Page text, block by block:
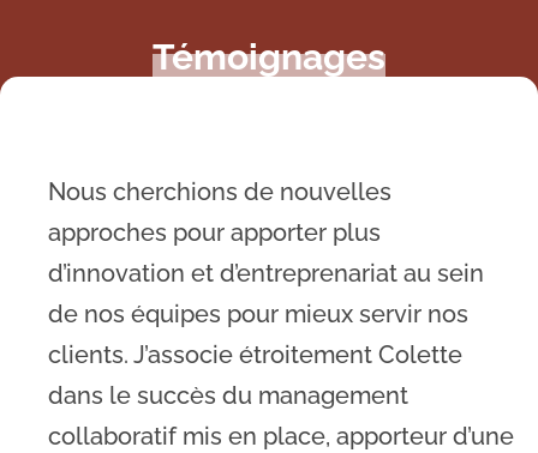
Témoignages
Nous cherchions de nouvelles
approches pour apporter plus
d’innovation et d’entreprenariat au sein
de nos équipes pour mieux servir nos
clients. J’associe étroitement Colette
dans le succès du management
collaboratif mis en place, apporteur d’une